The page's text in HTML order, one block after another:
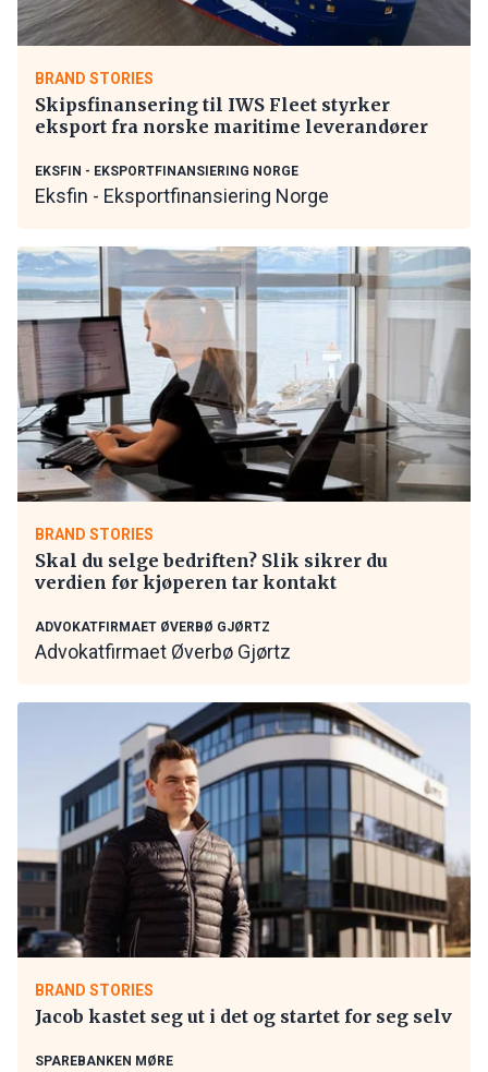
BRAND STORIES
Skipsfinansering til IWS Fleet styrker
eksport fra norske maritime leverandører
EKSFIN - EKSPORTFINANSIERING NORGE
Eksfin - Eksportfinansiering Norge
BRAND STORIES
Skal du selge bedriften? Slik sikrer du
verdien før kjøperen tar kontakt
ADVOKATFIRMAET ØVERBØ GJØRTZ
Advokatfirmaet Øverbø Gjørtz
BRAND STORIES
Jacob kastet seg ut i det og startet for seg selv
SPAREBANKEN MØRE